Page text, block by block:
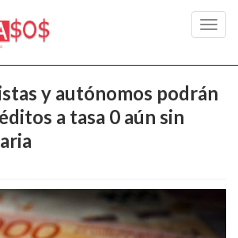
y autónomos podrán
a tasa 0 aún sin